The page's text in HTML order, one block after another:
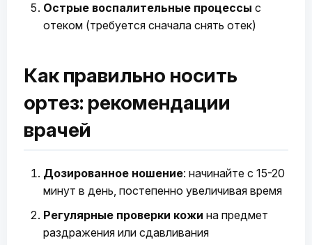
Острые воспалительные процессы с
отеком (требуется сначала снять отек)
Как правильно носить
ортез: рекомендации
врачей
Дозированное ношение: начинайте с 15-20
минут в день, постепенно увеличивая время
Регулярные проверки кожи на предмет
раздражения или сдавливания